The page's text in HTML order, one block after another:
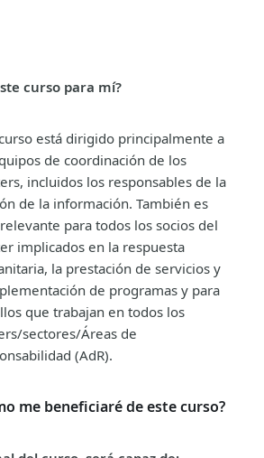
curso para mí?
está dirigido principalmente a
de coordinación de los
incluidos los responsables de la
de la información. También es
para todos los socios del
implicados en la respuesta
la prestación de servicios y
de programas y para
que trabajan en todos los
sectores/Áreas de
(AdR).
me beneficiaré de este curso?